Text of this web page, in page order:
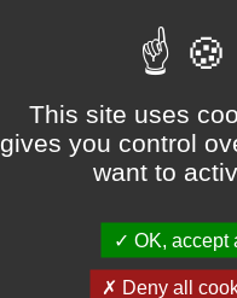
This site uses
gives you control
want to
OK, accept
Deny all